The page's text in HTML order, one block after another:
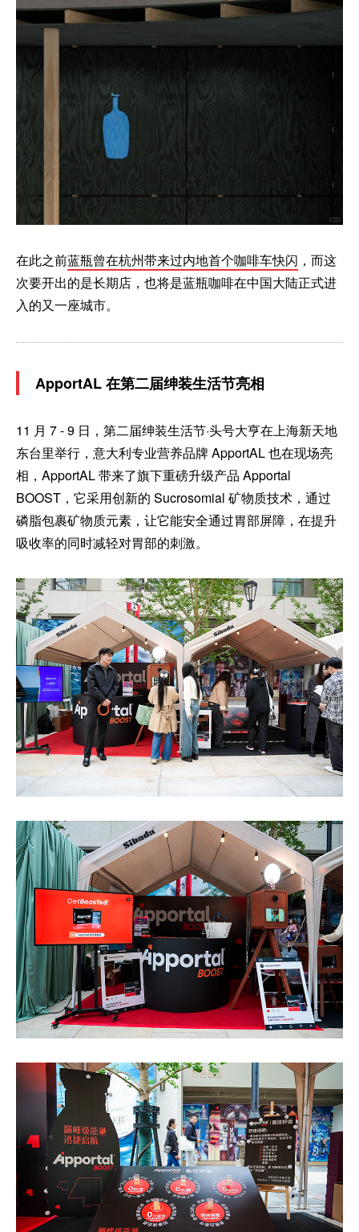
在此之前蓝瓶曾在杭州带来过内地首个咖啡车快闪 ，而这
次要开出的是长期店，也将是蓝瓶咖啡在中国大陆正式进
入的又一座城市。
ApportAL 在第二届绅装生活节亮相
11 月 7 - 9 日，第二届绅装生活节·头号大亨在上海新天地
东台里举行，意大利专业营养品牌 ApportAL 也在现场亮
相，ApportAL 带来了旗下重磅升级产品 Apportal
BOOST，它采用创新的 Sucrosomial 矿物质技术，通过
磷脂包裹矿物质元素，让它能安全通过胃部屏障，在提升
吸收率的同时减轻对胃部的刺激。